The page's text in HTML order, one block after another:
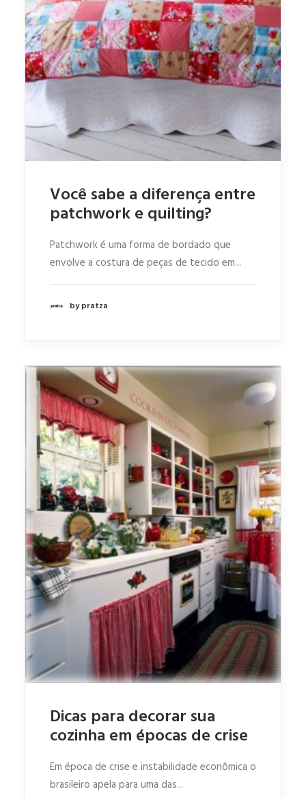
Você sabe a diferença entre
patchwork e quilting?
Patchwork é uma forma de bordado que
envolve a costura de peças de tecido em...
by pratza
Dicas para decorar sua
cozinha em épocas de crise
Em época de crise e instabilidade econômica o
brasileiro apela para uma das...